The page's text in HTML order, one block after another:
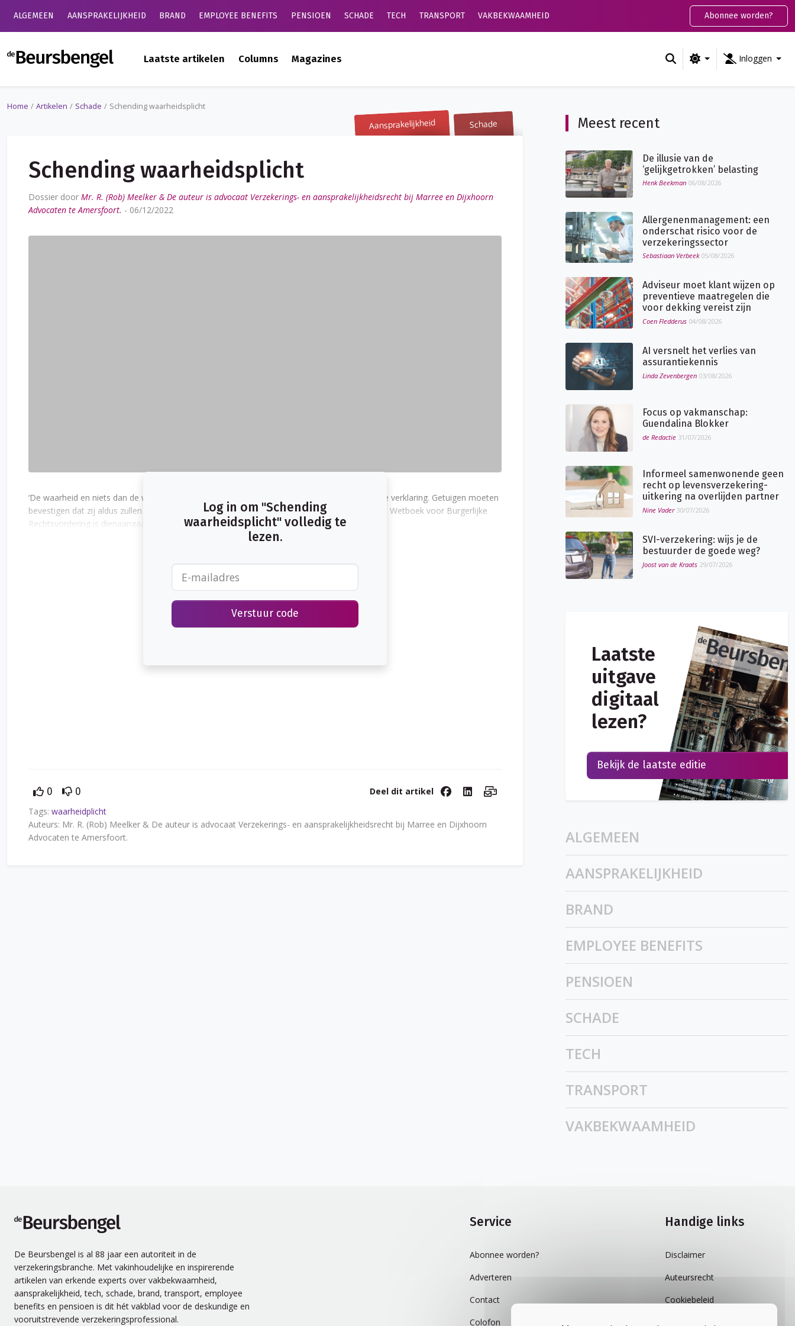
ALGEMEEN AANSPRAKELIJKHEID BRAND EMPLOYEE BENEFITS PENSIOEN SCHADE TECH TRANSPORT VAKBEKWAAMHEID Abonnee worden?
de Beursbengel
Laatste artikelen Columns Magazines Inloggen
Home Artikelen Schade Schending waarheidsplicht
Aansprakelijkheid Schade
Schending waarheidsplicht
Dossier door Mr. R. (Rob) Meelker & De auteur is advocaat Verzekerings- en aansprakelijkheidsrecht bij Marree en Dijxhoorn
Advocaten te Amersfoort. - 06/12/2022
‘De waarheid en niets dan de waarheid’ is een vooral uit Amerikaanse advocatenfilms bekende verklaring. Getuigen moeten
bevestigen dat zij aldus zullen verklaren. In Nederland kennen we dat ook. In artikel 21 van het Wetboek voor Burgerlijke
Rechtsvordering is dienaangaande bepaald:
Log in om "Schending
waarheidsplicht" volledig te
lezen.
Verstuur code
0 0
Deel dit artikel
Tags: waarheidplicht
Auteurs: Mr. R. (Rob) Meelker & De auteur is advocaat Verzekerings- en aansprakelijkheidsrecht bij Marree en Dijxhoorn
Advocaten te Amersfoort.
Meest recent
De illusie van de
‘gelijkgetrokken’ belasting
Henk Beekman 06/08/2026
Allergenenmanagement: een
onderschat risico voor de
verzekeringssector
Sebastiaan Verbeek 05/08/2026
Adviseur moet klant wijzen op
preventieve maatregelen die
voor dekking vereist zijn
Coen Fledderus 04/08/2026
AI versnelt het verlies van
assurantiekennis
Linda Zevenbergen 03/08/2026
Focus op vakmanschap:
Guendalina Blokker
de Redactie 31/07/2026
Informeel samenwonende geen
recht op levensverzekering-
uitkering na overlijden partner
Nine Vader 30/07/2026
SVI-verzekering: wijs je de
bestuurder de goede weg?
Joost van de Kraats 29/07/2026
Laatste
uitgave
digitaal
lezen?
Bekijk de laatste editie
ALGEMEEN
AANSPRAKELIJKHEID
BRAND
EMPLOYEE BENEFITS
PENSIOEN
SCHADE
TECH
TRANSPORT
VAKBEKWAAMHEID
De Beursbengel is al 88 jaar een autoriteit in de
verzekeringsbranche. Met vakinhoudelijke en inspirerende
artikelen van erkende experts over vakbekwaamheid,
aansprakelijkheid, tech, schade, brand, transport, employee
benefits en pensioen is dit hét vakblad voor de deskundige en
vooruitstrevende verzekeringsprofessional.
Service
Abonnee worden?
Adverteren
Contact
Colofon
Handige links
Disclaimer
Auteursrecht
Cookiebeleid